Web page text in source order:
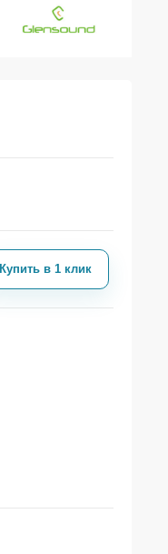
Купить в 1 клик